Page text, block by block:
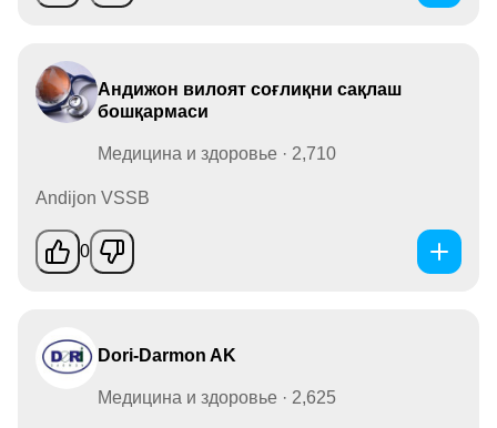
Андижон вилоят соғлиқни сақлаш
бошқармаси
Медицина и здоровье · 2,710
Andijon VSSB
0
Dori-Darmon AK
Медицина и здоровье · 2,625